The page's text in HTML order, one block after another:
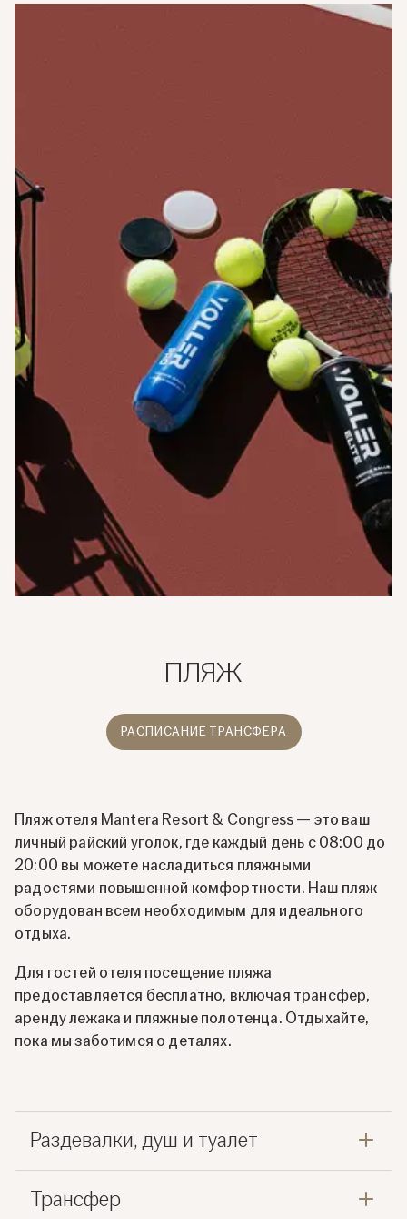
ПЛЯЖ
РАСПИСАНИЕ ТРАНСФЕРА
Пляж отеля Mantera Resort & Congress — это ваш
личный райский уголок, где каждый день с 08:00 до
20:00 вы можете насладиться пляжными
радостями повышенной комфортности. Наш пляж
оборудован всем необходимым для идеального
отдыха.
Для гостей отеля посещение пляжа
предоставляется бесплатно, включая трансфер,
аренду лежака и пляжные полотенца. Отдыхайте,
пока мы заботимся о деталях.
Раздевалки, душ и туалет
Трансфер